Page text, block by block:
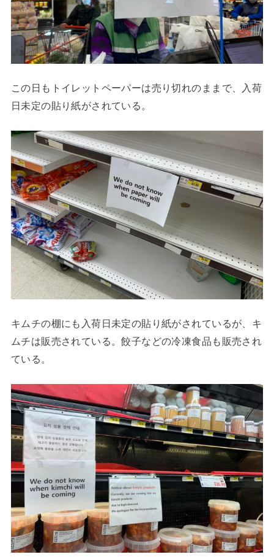
この日もトイレットペーパーは売り切れのままで、入荷
日未定の貼り紙がされている。
キムチの棚にも入荷日未定の貼り紙がされているが、キ
ムチは販売されている。餃子などの冷凍食品も販売され
ている。